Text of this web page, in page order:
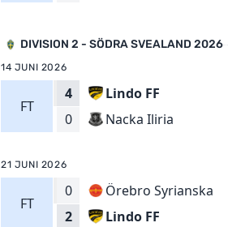
DIVISION 2 - SÖDRA SVEALAND 2026
14 JUNI 2026
FT
4
0
Lindo FF
Nacka Iliria
21 JUNI 2026
FT
0
2
Örebro Syrianska
Lindo FF